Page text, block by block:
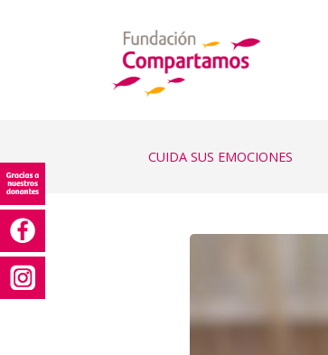
CUIDA SUS EMOCIONES